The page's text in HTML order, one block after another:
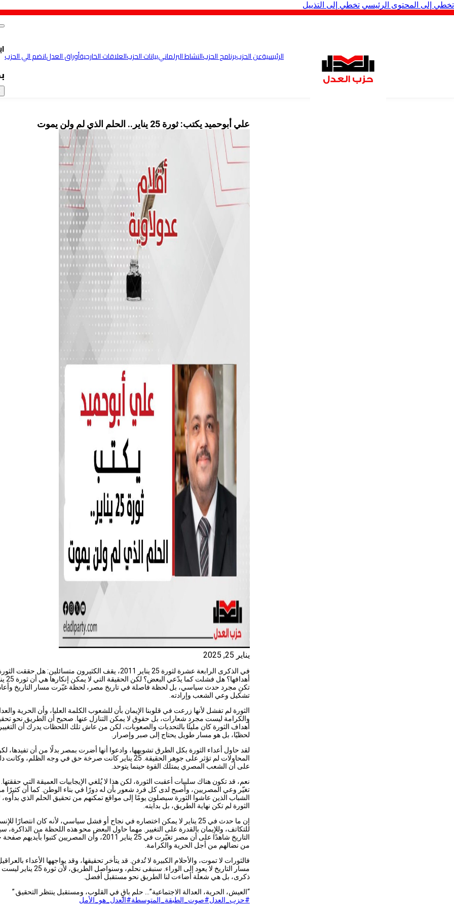
تخطي إلى المحتوى الرئيسي تخطي إلى التذييل
الرئيسيةعن الحزببرنامج الحزبالنشاط البرلمانيبيانات الحزبالعلاقات الخارجيةأوراق العدلانضم الي الحزب
علي أبوحميد يكتب: ثورة 25 يناير.. الحلم الذي لم ولن يموت
يناير 25, 2025
في الذكرى الرابعة عشرة لثورة 25 يناير 2011، يقف الكثيرون متسائلين: هل حققت
أهدافها؟ هل
تكن مجرد حدث سياسي، بل لحظة فاصلة في تاريخ مصر، لحظة غيّرت مسار التاريخ
تشكيل وعي الشعب وإرادته.
الثورة لم تفشل لأنها زرعت في قلوبنا الإيمان بأن للشعوب الكلمة العليا، وأن الحرية
والكرامة ليست مجرد شعارات، بل حقوق لا يمكن التنازل عنها. صحيح أن الطريق نحو
أهداف الثورة كان مليئًا بالتحديات والصعوبات، لكن من عاش تلك اللحظات يدرك أن
لحظيًا، بل هو مسار طويل يحتاج إلى صبر وإصرار.
لقد حاول أعداء الثورة بكل الطرق تشويهها، وادعوا أنها أضرت بمصر بدلًا من أن تفيدها،
المحاولات لم تؤثر على جوهر الحقيقة. 25 يناير كانت صرخة حق في وجه الظلم،
على أن الشعب المصري يمتلك القوة حينما يتوحد.
نعم، قد تكون هناك سلبيات أعقبت الثورة، لكن هذا لا يُلغي الإيجابيات العميقة التي حققتها.
تغيّر وعي المصريين، وأصبح لدى كل فرد شعور بأن له دورًا في بناء الوطن. كما أن كثيرًا
الشباب الذين عاشوا الثورة سيصلون يومًا إلى مواقع تمكنهم من تحقيق الحلم الذي بدأوه،
الثورة لم تكن نهاية الطريق، بل بدايته.
إن ما حدث في 25 يناير لا يمكن اختصاره في نجاح أو فشل سياسي، لأنه كان انتصارًا
للتكاتف، وللإيمان بالقدرة على التغيير. مهما حاول البعض محو هذه اللحظة من الذاكرة،
التاريخ شاهدًا على أن مصر تغيّرت في 25 يناير 2011، وأن المصريين كتبوا
من نضالهم من أجل الحرية والكرامة.
فالثورات لا تموت، والأحلام الكبيرة لا تُدفن. قد يتأخر تحقيقها، وقد يواجهها الأعداء
مسار التاريخ لا يعود إلى الوراء. سنبقى نحلم، وسنواصل
ذكرى، بل هي شعلة أضاءت لنا الطريق نحو مستقبل أفضل.
“العيش، الحرية، العدالة الاجتماعية”… حلم باقٍ في القلوب، ومستقبل ينتظر التحقيق.”
#حزب_العدل#صوت_الطبقة_المتوسطة#العدل_هو_الأمل